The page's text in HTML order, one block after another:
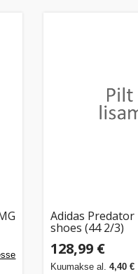
Adidas Predator
shoes (44 2/3)
128,99 €
Kuumakse al.4,40 €